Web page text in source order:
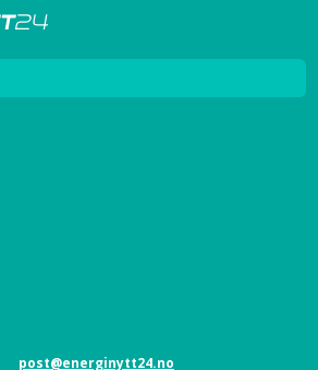
post@energinytt24.no